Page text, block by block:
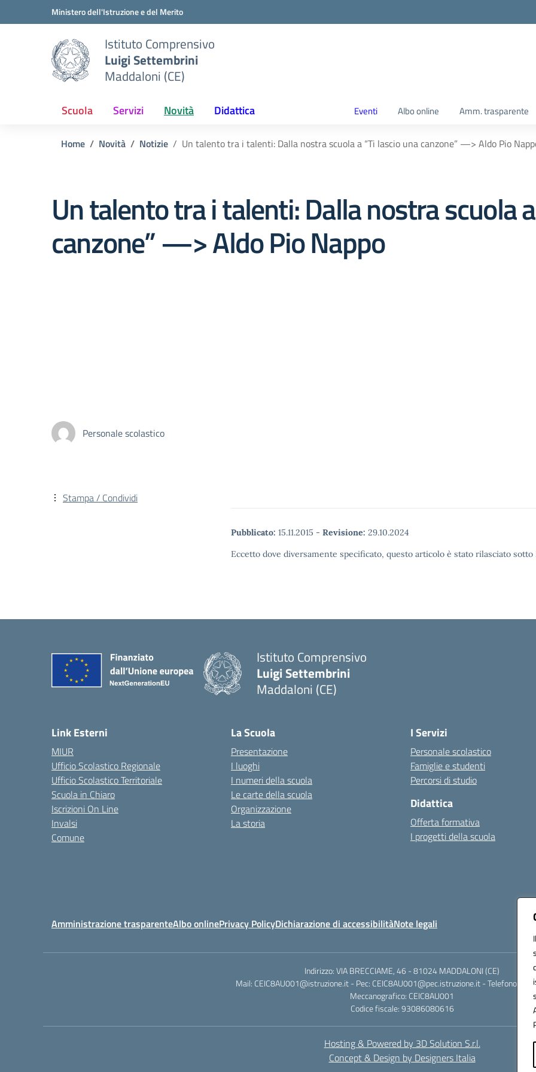
Vai ai contenuti
Vai al menu di navigazioneMinistero dell'Istruzione e del Merito
Istituto Comprensivo
Luigi Settembrini
Maddaloni (CE)
Scuola Servizi Novità Didattica Eventi Albo online Amm. trasparente
Home Novità Notizie Un talento tra i talenti: Dalla nostra scuola a “Ti lascio una canzone” —> Aldo Pio
Un talento tra i talenti: Dalla nostra scuola
canzone” —> Aldo Pio Nappo
Personale scolastico
Pubblicato: 15.11.2015 - Revisione: 29.10.2024
Eccetto dove diversamente specificato, questo articolo è stato rilasciato
Stampa / Condividi
Istituto Comprensivo
Luigi Settembrini
Maddaloni (CE)
Link Esterni
MIUR
Ufficio Scolastico Regionale
Ufficio Scolastico Territoriale
Scuola in Chiaro
Iscrizioni On Line
Invalsi
Comune
La Scuola
Presentazione
I luoghi
I numeri della scuola
Le carte della scuola
Organizzazione
La storia
I Servizi
Personale scolastico
Famiglie e studenti
Percorsi di studio
Didattica
Offerta formativa
I progetti della scuola
Amministrazione trasparenteAlbo onlinePrivacy PolicyDichiarazione di accessibilitàNote legali
Indirizzo: VIA BRECCIAME, 46 - 81024 MADDALONI (CE)
Mail: CEIC8AU001@istruzione.it - Pec: CEIC8AU001@pec.istruzione.it - Telefono:
Meccanografico: CEIC8AU001
Codice fiscale: 93086080616
Hosting & Powered by 3D Solution S.r.l.
Concept & Design by Designers Italia